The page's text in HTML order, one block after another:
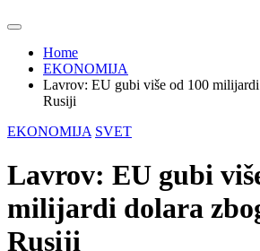
Home
EKONOMIJA
Lavrov: EU gubi više od 100 milijardi
Rusiji
EKONOMIJA SVET
Lavrov: EU gubi
milijardi dolara
Rusiji